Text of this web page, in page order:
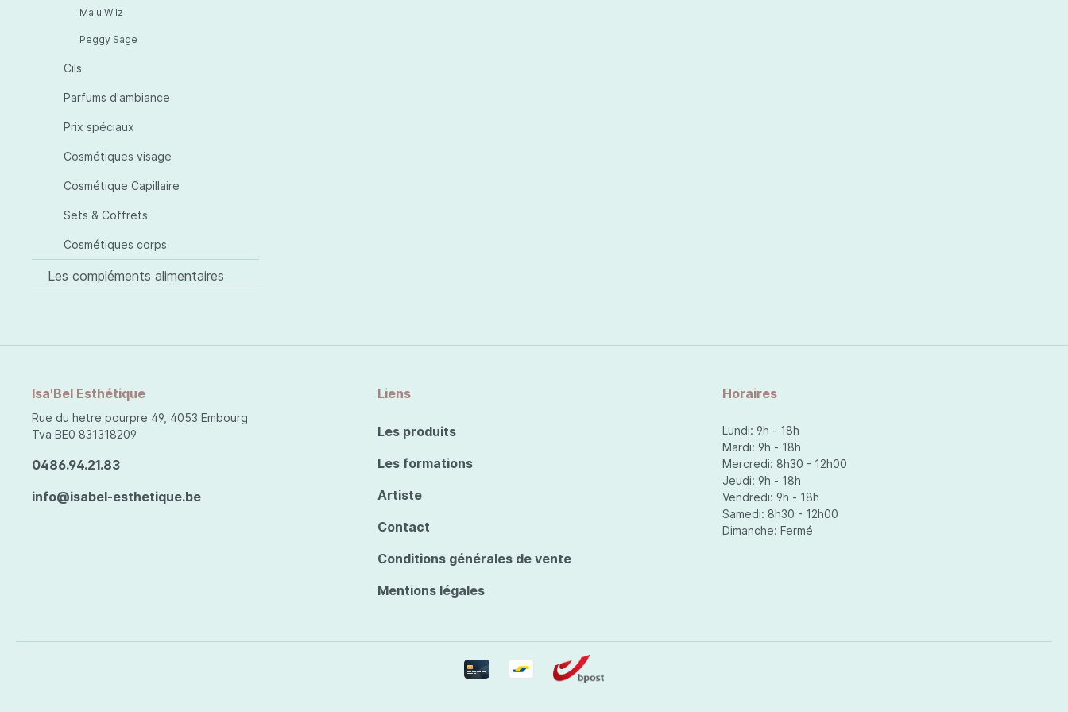
Malu Wilz
Peggy Sage
Cils
Parfums d'ambiance
Prix spéciaux
Cosmétiques visage
Cosmétique Capillaire
Sets & Coffrets
Cosmétiques corps
Les compléments alimentaires
Isa'Bel Esthétique
Rue du hetre pourpre 49, 4053 Embourg
Tva BE0 831318209
0486.94.21.83
info@isabel-esthetique.be
Liens
Les produits
Les formations
Artiste
Contact
Conditions générales de vente
Mentions légales
Horaires
Lundi: 9h - 18h
Mardi: 9h - 18h
Mercredi: 8h30 - 12h00
Jeudi: 9h - 18h
Vendredi: 9h - 18h
Samedi: 8h30 - 12h00
Dimanche: Fermé